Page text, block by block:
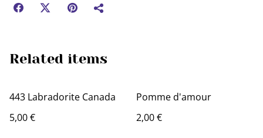
Related items
443 Labradorite Canada
5,00 €
Pomme d'amour
2,00 €